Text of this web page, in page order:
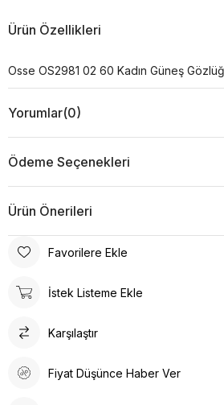
Ürün Özellikleri
Osse OS2981 02 60 Kadın Güneş
Yorumlar(0)
Ödeme Seçenekleri
Ürün Önerileri
Favorilere Ekle
İstek Listeme Ekle
Karşılaştır
Fiyat Düşünce Haber Ver